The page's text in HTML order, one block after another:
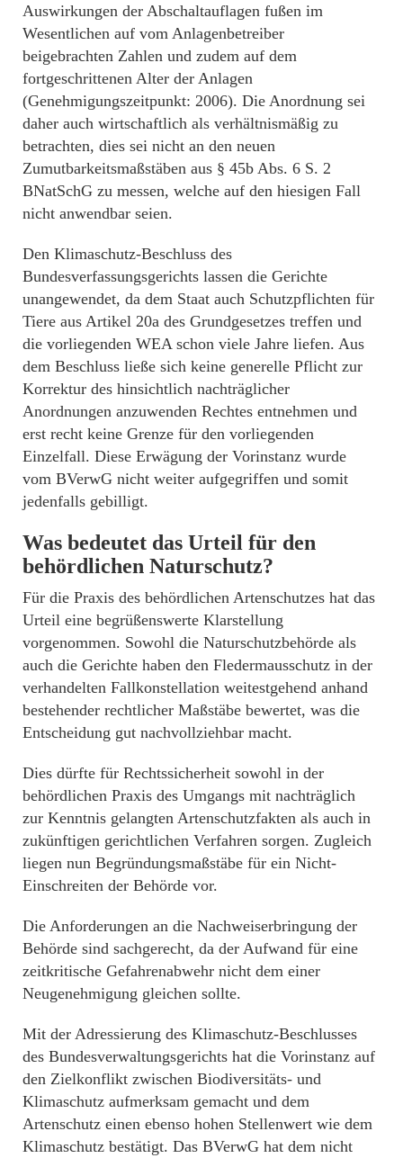
Auswirkungen der Abschaltauflagen fußen im
Wesentlichen auf vom Anlagenbetreiber
beigebrachten Zahlen und zudem auf dem
fortgeschrittenen Alter der Anlagen
(Genehmigungszeitpunkt: 2006). Die Anordnung sei
daher auch wirtschaftlich als verhältnismäßig zu
betrachten, dies sei nicht an den neuen
Zumutbarkeitsmaßstäben aus § 45b Abs. 6 S. 2
BNatSchG zu messen, welche auf den hiesigen Fall
nicht anwendbar seien.
Den Klimaschutz-Beschluss des
Bundesverfassungsgerichts lassen die Gerichte
unangewendet, da dem Staat auch Schutzpflichten für
Tiere aus Artikel 20a des Grundgesetzes treffen und
die vorliegenden WEA schon viele Jahre liefen. Aus
dem Beschluss ließe sich keine generelle Pflicht zur
Korrektur des hinsichtlich nachträglicher
Anordnungen anzuwenden Rechtes entnehmen und
erst recht keine Grenze für den vorliegenden
Einzelfall. Diese Erwägung der Vorinstanz wurde
vom BVerwG nicht weiter aufgegriffen und somit
jedenfalls gebilligt.
Was bedeutet das Urteil für den
behördlichen Naturschutz?
Für die Praxis des behördlichen Artenschutzes hat das
Urteil eine begrüßenswerte Klarstellung
vorgenommen. Sowohl die Naturschutzbehörde als
auch die Gerichte haben den Fledermausschutz in der
verhandelten Fallkonstellation weitestgehend anhand
bestehender rechtlicher Maßstäbe bewertet, was die
Entscheidung gut nachvollziehbar macht.
Dies dürfte für Rechtssicherheit sowohl in der
behördlichen Praxis des Umgangs mit nachträglich
zur Kenntnis gelangten Artenschutzfakten als auch in
zukünftigen gerichtlichen Verfahren sorgen. Zugleich
liegen nun Begründungsmaßstäbe für ein Nicht-
Einschreiten der Behörde vor.
Die Anforderungen an die Nachweiserbringung der
Behörde sind sachgerecht, da der Aufwand für eine
zeitkritische Gefahrenabwehr nicht dem einer
Neugenehmigung gleichen sollte.
Mit der Adressierung des Klimaschutz-Beschlusses
des Bundesverwaltungsgerichts hat die Vorinstanz auf
den Zielkonflikt zwischen Biodiversitäts- und
Klimaschutz aufmerksam gemacht und dem
Artenschutz einen ebenso hohen Stellenwert wie dem
Klimaschutz bestätigt. Das BVerwG hat dem nicht